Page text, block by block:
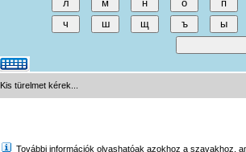
Kis türelmet kérek...
További információk olvashatóak azokhoz a szavakhoz,